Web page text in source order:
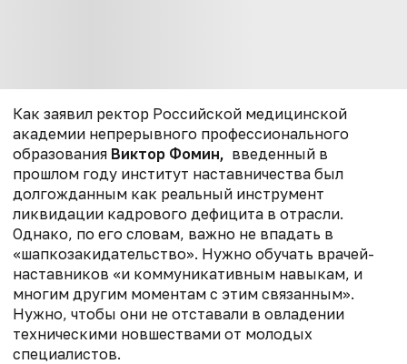
Как заявил ректор Российской медицинской
академии непрерывного профессионального
образования Виктор Фомин, введенный в
прошлом году институт наставничества был
долгожданным как реальный инструмент
ликвидации кадрового дефицита в отрасли.
Однако, по его словам, важно не впадать в
«шапкозакидательство». Нужно обучать врачей-
наставников «и коммуникативным навыкам, и
многим другим моментам с этим связанным».
Нужно, чтобы они не отставали в овладении
техническими новшествами от молодых
специалистов.